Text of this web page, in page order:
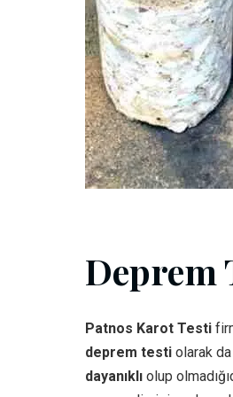
Deprem
Patnos Karot Testi
deprem testi olarak
dayanıklı olup